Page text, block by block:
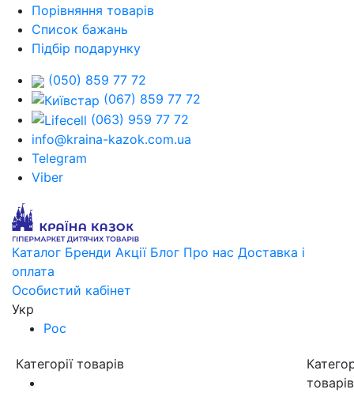
Порівняння товарів
Список бажань
Підбір подарунку
(050) 859 77 72
(067) 859 77 72
(063) 959 77 72
info@kraina-kazok.com.ua
Telegram
Viber
Каталог Бренди Акції Блог Про нас Доставка і
оплата
Особистий кабінет
Укр
Рос
Категорії товарів
товарів